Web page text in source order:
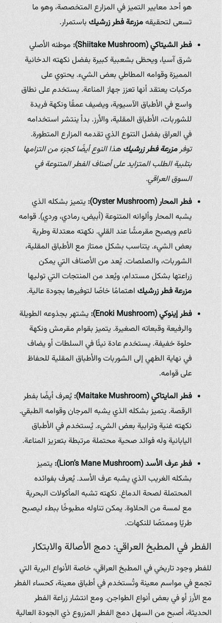
هو أحد معايير التميز في المزارع المتخصصة، وهو ما
تسعى لتحقيقهمزرعة فطر زرشيكباستمرار.
فطر الشيتاكي (Shiitake Mushroom):
موطنه الأصلي
شرق آسيا، ويحظى بشعبية كبيرة بفضل نكهته الدخانية
المميزة وقوامه المطاطي بعض الشيء. يحتوي على
مركبات يعتقد أنها تعزز جهاز المناعة. يستخدم على نطاق
واسع في الأطباق الآسيوية، ويضيف عمقًا ونكهة فريدة
للشوربات، الأطباق المقلية، والأرز. بدأ ينتشر استخدامه
في العراق بفضل التنوع الذي تقدمه المزارع المتطورة.
توفرمزرعة فطر زرشيكهذا النوع أيضًا كجزء من التزامها
بتلبية الطلب المتزايد على أصناف الفطر المتنوعة في
السوق العراقي.
فطر المحار (Oyster Mushroom):
يتميز بشكله الذي
يشبه المحار وألوانه المتنوعة (أبيض، رمادي، وردي). قوامه
ناعم ويصبح مقرمشًا عند القلي. نكهته معتدلة وطرية
بعض الشيء. يتناسب بشكل ممتاز مع الأطباق المقلية،
الشوربات، والصلصات. يُعد من الأصناف التي يمكن
زراعتها بشكل مستدام، ويُعد من المنتجات التي توليها
مزرعة فطر زرشيكاهتمامًا خاصًا لتوفيرها بجودة عالية.
فطر إينوكي (Enoki Mushroom):
يشتهر بجذوعه الطويلة
والرفيعة وقبعاته الصغيرة. يتميز بقوام مقرمش ونكهة
حلوة خفيفة. يستخدم عادة نيئًا في السلطات أو يضاف
في نهاية الطهي إلى الشوربات والأطباق المقلية للحفاظ
على قوامه.
فطر المايتاكي (Maitake Mushroom):
يُعرف أيضًا بفطر
الرقصة. يتميز بشكله الذي يشبه المرجان وقوامه الطبقي.
نكهته غنية وترابية بعض الشيء. يُستخدم في الأطباق
اليابانية وله فوائد صحية محتملة مرتبطة بتعزيز المناعة.
فطر عرف الأسد (Lion’s Mane Mushroom):
يتميز
بشكله الغريب الذي يشبه عرف الأسد. يُعرف بفوائده
المحتملة لصحة الدماغ. نكهته تشبه المأكولات البحرية
مع لمسة من الحلاوة. يمكن تناوله مطبوخًا ببطء ليصبح
طريًا وممتصًا للنكهات.
الفطر في المطبخ العراقي: دمج الأصالة والابتكار
للفطر وجود تاريخي في المطبخ العراقي، خاصة الأنواع البرية التي
تجمع في مواسم معينة وتُستخدم في أطباق معينة، كحساء الفطر
مع الأرز أو في بعض أنواع الطواجن. ومع انتشار زراعة الفطر
الحديثة، أصبح من السهل دمج الفطر المزروع ذي الجودة العالية